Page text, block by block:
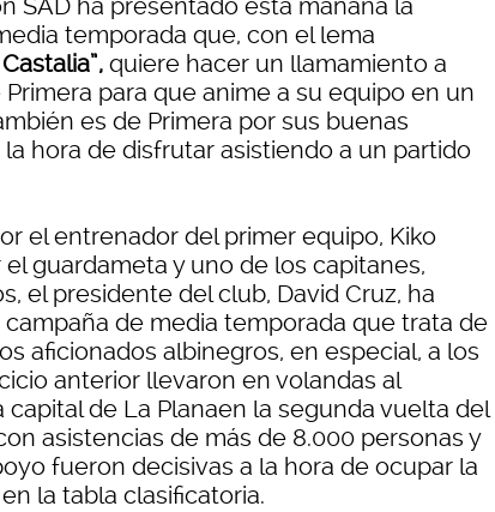
SAD ha presentado esta mañana la
temporada que, con el lema
quiere hacer un llamamiento a
para que anime a su equipo en un
es de Primera por sus buenas
hora de disfrutar asistiendo a un partido
el entrenador del primer equipo, Kiko
el guardameta y uno de los capitanes,
el presidente del club, David Cruz, ha
de media temporada que trata de
aficionados albinegros, en especial, a los
anterior llevaron en volandas al
de La Planaen la segunda vuelta del
asistencias de más de 8.000 personas y
fueron decisivas a la hora de ocupar la
la tabla clasificatoria.